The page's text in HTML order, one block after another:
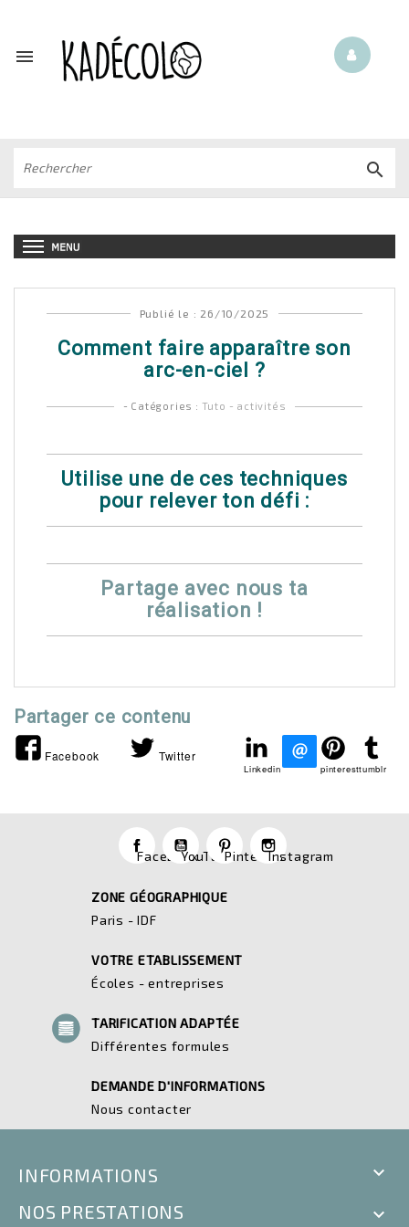


Publié le : 26/10/2025
Comment faire apparaître son
arc-en-ciel ?
- Catégories : Tuto - activités
Utilise une de ces techniques
pour relever ton défi :
Partage avec nous ta
réalisation !
Partager ce contenu
Facebook Twitter
Linkedin pinteresttumblr
FacebookYouTubePinterestInstagram
ZONE GÉOGRAPHIQUE
Paris - IDF
VOTRE ETABLISSEMENT
Écoles - entreprises
TARIFICATION ADAPTÉE
Différentes formules
DEMANDE D'INFORMATIONS
Nous contacter
INFORMATIONS

NOS PRESTATIONS
